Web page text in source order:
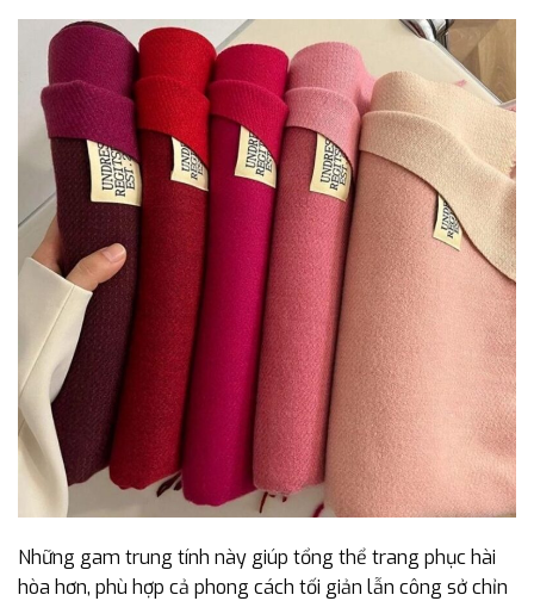
Những gam trung tính này giúp tổng thể trang phục hài
hòa hơn, phù hợp cả phong cách tối giản lẫn công sở chỉn